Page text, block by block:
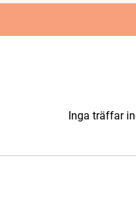
Inga träffar